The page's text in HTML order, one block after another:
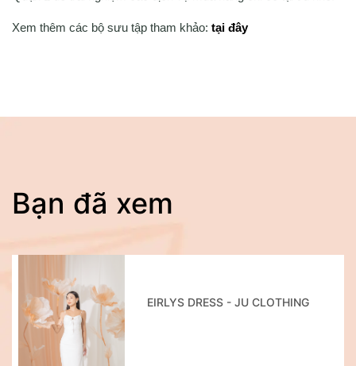
Xem thêm các bộ sưu tập tham khảo: tại đây
Bạn đã xem
EIRLYS DRESS - JU CLOTHING